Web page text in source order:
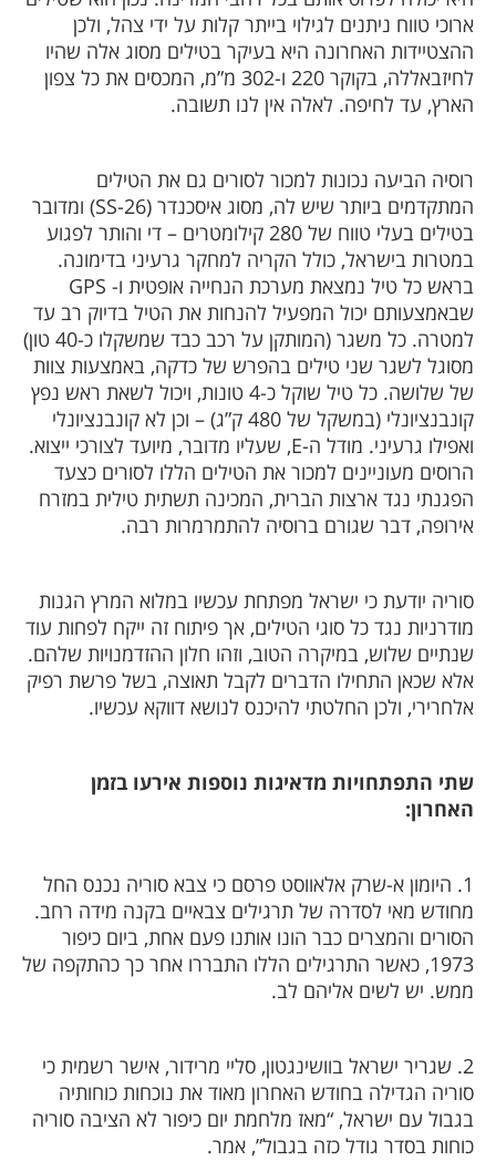
ארוכי טווח ניתנים לגילוי בייתר קלות על ידי צהל, ולכן
ההצטיידות האחרונה היא בעיקר בטילים מסוג אלה שהיו
לחיזבאללה, בקוקר 220 ו-302 מ”מ, המכסים את כל צפון
הארץ, עד לחיפה. לאלה אין לנו תשובה.
רוסיה הביעה נכונות למכור לסורים גם את הטילים
המתקדמים ביותר שיש לה, מסוג איסכנדר (SS-26) ו
מדובר
בטילים בעלי טווח של 280 קילומטרים – די והותר לפגוע
במטרות בישראל, כולל הקריה למחקר גרעיני בדימונה.
בראש כל טיל נמצאת מערכת הנחייה אופטית ו- GPS
שבאמצעותם יכול המפעיל להנחות את הטיל בדיוק רב עד
למטרה. כל משגר (המותקן על רכב כבד שמשקלו כ-40 טון)
מסוגל לשגר שני טילים בהפרש של כדקה, באמצעות צוות
של שלושה. כל טיל שוקל כ-4 טונות, ויכול לשאת ראש נפץ
קונבנציונלי (במשקל של 480 ק”ג) – וכן לא קונבנציונלי
ואפילו גרעיני. מודל ה-E, שעליו מדובר, מיועד לצורכי ייצוא.
הרוסים מעוניינים למכור את הטילים הללו לסורים כצעד
הפגנתי נגד ארצות הברית, המכינה תשתית טילית במזרח
אירופה, דבר שגורם ברוסיה להתמרמרות רבה.
סוריה יודעת כי ישראל מפתחת עכשיו במלוא המרץ הגנות
מודרניות נגד כל סוגי הטילים, אך פיתוח זה ייקח לפחות עוד
שנתיים שלוש, במיקרה הטוב, וזהו חלון ההזדמנויות שלהם.
אלא שכאן התחילו הדברים לקבל תאוצה, בשל פרשת רפיק
אלחרירי, ולכן החלטתי להיכנס לנושא דווקא עכשיו.
שתי התפתחויות מדאיגות נוספות אירעו בזמן
האחרון:
1. היומון א-שרק אלאווסט פרסם כי צבא סוריה נכנס החל
מחודש מאי לסדרה של תרגילים צבאיים בקנה מידה רחב.
הסורים והמצרים כבר הונו אותנו פעם אחת, ביום כיפור
1973, כאשר התרגילים הללו התבררו אחר כך כהתקפה של
ממש. יש לשים אליהם לב.
2. שגריר ישראל בוושינגטון, סליי מרידור, אישר רשמית כי
סוריה הגדילה בחודש האחרון מאוד את נוכחות כוחותיה
בגבול עם ישראל, “מאז מלחמת יום כיפור לא הציבה סוריה
כוחות בסדר גודל כזה בגבול”, אמר.